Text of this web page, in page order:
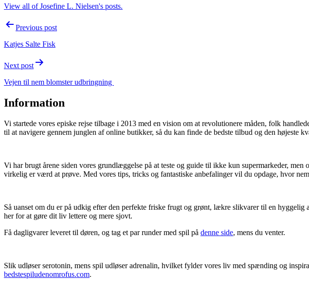
View all of Josefine L. Nielsen's posts.
PostPrevious post
Katjes Salte Fisk
Next post
Vejen til nem blomster udbringning
Information
Vi startede vores episke rejse tilbage i 2013 med en vision om at revolutionere måden, folk
til at navigere gennem junglen af online butikker, så du kan finde de bedste tilbud og den højeste
Vi har brugt årene siden vores grundlæggelse på at teste og guide til ikke kun supermarkeder,
virkelig er værd at prøve. Med vores tips, tricks og fantastiske anbefalinger vil du opdage, hvor
Så uanset om du er på udkig efter den perfekte friske frugt og grønt, lækre slikvarer til en
her for at gøre dit liv lettere og mere sjovt.
Få dagligvarer leveret til døren, og tag et par runder med spil på denne side, mens du venter.
Slik udløser serotonin, mens spil udløser adrenalin, hvilket fylder vores liv med spænding og
bedstespiludenomrofus.com.